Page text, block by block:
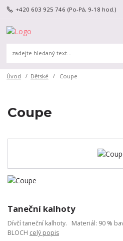
+420 603 925 746 (Po-Pá, 9-18 hod.)
Úvod Dětské Coupe
Coupe
Taneční kalhoty
Dívčí taneční kalhoty. Materiál: 90 %
BLOCH celý popis